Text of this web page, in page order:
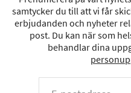
samtycker du till att vi får
erbjudanden och nyheter
post. Du kan när som
behandlar dina